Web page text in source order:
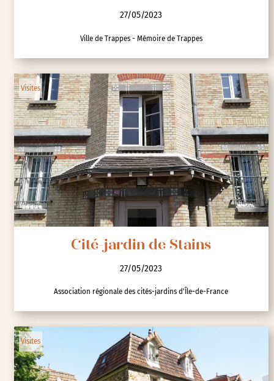
27/05/2023
Ville de Trappes - Mémoire de Trappes
Visites
Cité-jardin de Stains
27/05/2023
Association régionale des cités-jardins d'Île-de-France
Visites